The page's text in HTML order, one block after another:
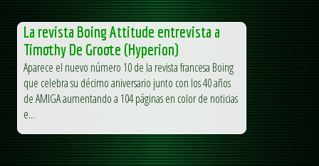
La revista Boing Attitude entrevista a
Timothy De Groote (Hyperion)
Aparece el nuevo número 10 de la revista francesa Boing
que celebra su décimo aniversario junto con los 40 años
de AMIGA aumentando a 104 páginas en color de noticias
e...